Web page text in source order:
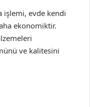
işlemi, evde kendi
ekonomiktir.
ve kalitesini